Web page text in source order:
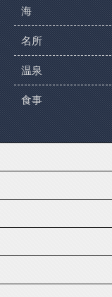
海
名所
温泉
食事